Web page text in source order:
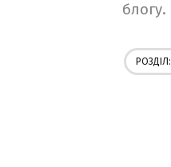
блогу.
РОЗДІЛ: